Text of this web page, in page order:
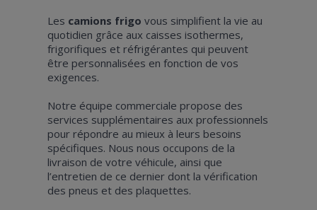
Les camions frigo vous simplifient la vie au
quotidien grâce aux caisses isothermes,
frigorifiques et réfrigérantes qui peuvent
être personnalisées en fonction de vos
exigences.
Notre équipe commerciale propose des
services supplémentaires aux professionnels
pour répondre au mieux à leurs besoins
spécifiques. Nous nous occupons de la
livraison de votre véhicule, ainsi que
l’entretien de ce dernier dont la vérification
des pneus et des plaquettes.